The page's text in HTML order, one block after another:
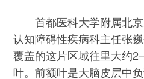
首都医科大学附属北京
认知障碍性疾病科主任张
覆盖的这片区域往里大约
叶。前额叶是大脑皮层中